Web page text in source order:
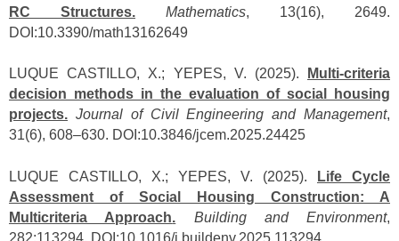
RC Structures.
Mathematics, 13(16), 2649.
DOI:10.3390/math13162649
LUQUE CASTILLO, X.; YEPES, V. (2025).
Multi-criteria
decision methods in the evaluation of social housing
projects. Journal of Civil Engineering and Management,
31(6), 608–630. DOI:10.3846/jcem.2025.24425
LUQUE CASTILLO, X.; YEPES, V. (2025).
Life Cycle
Assessment of Social Housing Construction: A
Multicriteria Approach. Building and Environment,
282:113294. DOI:10.1016/j.buildenv.2025.113294